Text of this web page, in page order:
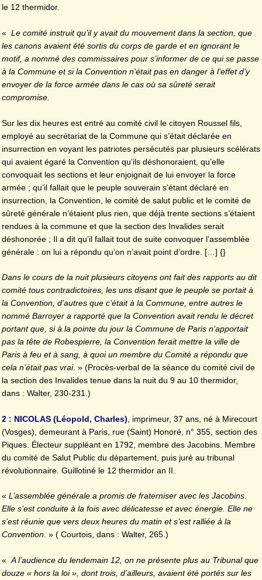
le 12 thermidor.
« Le comité instruit qu’il y avait du mouvement dans la section, que
les canons avaient été sortis du corps de garde et en ignorant le
motif, a nommé des commissaires pour s’informer de ce qui se passe
à la Commune et si la Convention n’était pas en danger à l’effet d’y
envoyer de la force armée dans le cas où sa sûreté serait
compromise.
Sur les dix heures est entré au comité civil le citoyen Roussel fils,
employé au secrétariat de la Commune qui s’était déclarée en
insurrection en voyant les patriotes persécutés par plusieurs scélérats
qui avaient égaré la Convention qu’ils déshonoraient, qu’elle
convoquait les sections et leur enjoignait de lui envoyer la force
armée ; qu’il fallait que le peuple souverain s’étant déclaré en
insurrection, la Convention, le comité de salut public et le comité de
sûreté générale n’étaient plus rien, que déjà trente sections s’étaient
rendues à la commune et que la section des Invalides serait
déshonorée ; Il a dit qu’il fallait tout de suite convoquer l’assemblée
générale : on lui a répondu qu’on n’avait point d’ordre. […] {}
Dans le cours de la nuit plusieurs citoyens ont fait des rapports au dit
comité tous contradictoires, les uns disant que le peuple se portait à
la Convention, d’autres que c’était à la Commune, entre autres le
nommé Barroyer a rapporté que la Convention avait rendu le décret
portant que, si à la pointe du jour la Commune de Paris n’apportait
pas la tête de Robespierre, la Convention ferait mettre la ville de
Paris à feu et à sang, à quoi un membre du Comité a répondu que
cela n’était pas vrai. » (Procès-verbal de la séance du comité civil de
la section des Invalides tenue dans la nuit du 9 au 10 thermidor,
dans : Walter, 230-231.)
2 : NICOLAS (Léopold, Charles) , imprimeur, 37 ans, né à Mirecourt
(Vosges), demeurant à Paris, rue (Saint) Honoré, n° 355, section des
Piques. Électeur suppléant en 1792, membre des Jacobins. Membre
du comité de Salut Public du département, puis juré au tribunal
révolutionnaire. Guillotiné le 12 thermidor an II.
« L’assemblée générale a promis de fraterniser avec les Jacobins.
Elle s’est conduite à la fois avec délicatesse et avec énergie. Elle ne
s’est réunie que vers deux heures du matin et s’est ralliée à la
Convention. » ( Courtois, dans : Walter, 265.)
« A l’audience du lendemain 12, on ne présente plus au Tribunal que
douze « hors la loi », dont trois, d’ailleurs, avaient été portés sur les